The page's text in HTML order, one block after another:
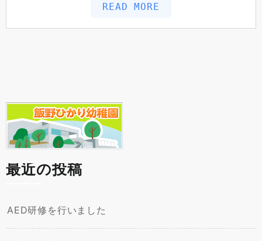
READ MORE
最近の投稿
AED研修を行いました